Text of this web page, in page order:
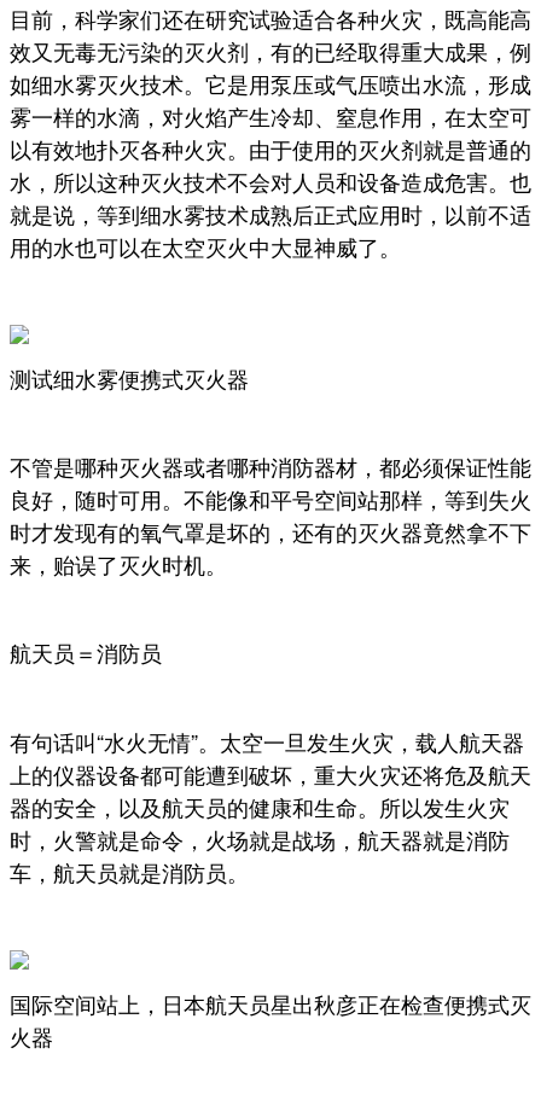
目前，科学家们还在研究试验适合各种火灾，既高能高
效又无毒无污染的灭火剂，有的已经取得重大成果，例
如细水雾灭火技术。它是用泵压或气压喷出水流，形成
雾一样的水滴，对火焰产生冷却、窒息作用，在太空可
以有效地扑灭各种火灾。由于使用的灭火剂就是普通的
水，所以这种灭火技术不会对人员和设备造成危害。也
就是说，等到细水雾技术成熟后正式应用时，以前不适
用的水也可以在太空灭火中大显神威了。
测试细水雾便携式灭火器
不管是哪种灭火器或者哪种消防器材，都必须保证性能
良好，随时可用。不能像和平号空间站那样，等到失火
时才发现有的氧气罩是坏的，还有的灭火器竟然拿不下
来，贻误了灭火时机。
航天员＝消防员
有句话叫“水火无情”。太空一旦发生火灾，载人航天器
上的仪器设备都可能遭到破坏，重大火灾还将危及航天
器的安全，以及航天员的健康和生命。所以发生火灾
时，火警就是命令，火场就是战场，航天器就是消防
车，航天员就是消防员。
国际空间站上，日本航天员星出秋彦正在检查便携式灭
火器